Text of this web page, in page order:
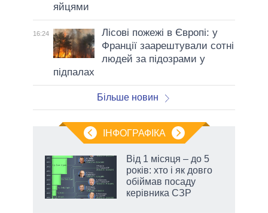
яйцями
16:24
Лісові пожежі в Європі: у
Франції заарештували сотні
людей за підозрами у
підпалах
Більше новин
ІНФОГРАФІКА
Від 1 місяця – до 5
років: хто і як довго
обіймав посаду
керівника СЗР